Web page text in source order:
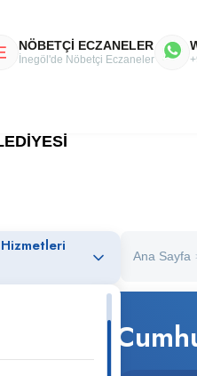
NÖBETÇİ ECZANELER
İnegöl'de Nöbetçi Eczaneler
Ana Sayfa